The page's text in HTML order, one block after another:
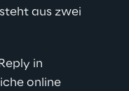
aus zwei
in
online